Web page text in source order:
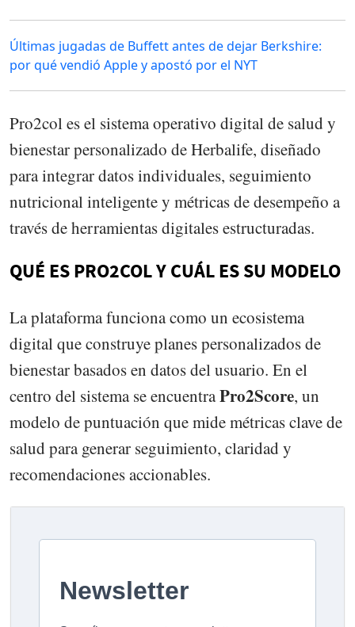
Últimas jugadas de Buffett antes de dejar Berkshire:
por qué vendió Apple y apostó por el NYT
Pro2col es el sistema operativo digital de salud y
bienestar personalizado de Herbalife, diseñado
para integrar datos individuales, seguimiento
nutricional inteligente y métricas de desempeño a
través de herramientas digitales estructuradas.
QUÉ ES PRO2COL Y CUÁL ES SU MODELO
La plataforma funciona como un ecosistema
digital que construye planes personalizados de
bienestar basados en datos del usuario. En el
centro del sistema se encuentraPro2Score, un
modelo de puntuación que mide métricas clave de
salud para generar seguimiento, claridad y
recomendaciones accionables.